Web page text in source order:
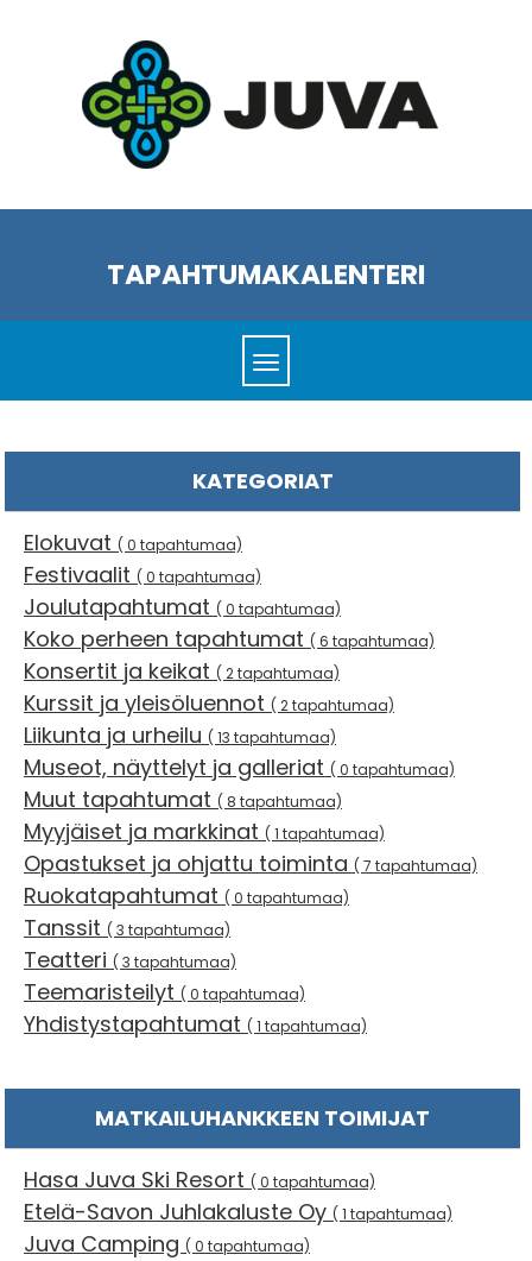
TAPAHTUMAKALENTERI
KATEGORIAT
Elokuvat ( 0 tapahtumaa)
Festivaalit ( 0 tapahtumaa)
Joulutapahtumat ( 0 tapahtumaa)
Koko perheen tapahtumat ( 6 tapahtumaa)
Konsertit ja keikat ( 2 tapahtumaa)
Kurssit ja yleisöluennot ( 2 tapahtumaa)
Liikunta ja urheilu ( 13 tapahtumaa)
Museot, näyttelyt ja galleriat ( 0 tapahtumaa)
Muut tapahtumat ( 8 tapahtumaa)
Myyjäiset ja markkinat ( 1 tapahtumaa)
Opastukset ja ohjattu toiminta ( 7 tapahtumaa)
Ruokatapahtumat ( 0 tapahtumaa)
Tanssit ( 3 tapahtumaa)
Teatteri ( 3 tapahtumaa)
Teemaristeilyt ( 0 tapahtumaa)
Yhdistystapahtumat ( 1 tapahtumaa)
MATKAILUHANKKEEN TOIMIJAT
Hasa Juva Ski Resort ( 0 tapahtumaa)
Etelä-Savon Juhlakaluste Oy ( 1 tapahtumaa)
Juva Camping ( 0 tapahtumaa)